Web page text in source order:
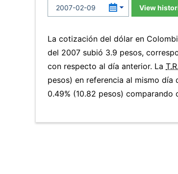
View
La cotización del dólar en
del 2007 subió 3.9 pesos,
con respecto al día anterior. La
pesos) en referencia al mismo día
0.49% (10.82 pesos)